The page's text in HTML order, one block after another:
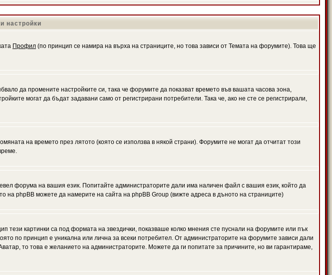
настройки
Профил (по принцип се намира на върха на страниците, но това зависи от Темата на форумите). Това ще
да промените настройките си, така че форумите да показват времето във вашата часова зона,
могат да бъдат задавани само от регистрирани потребители. Така че, ако не сте се регистрирали,
на времето през лятото (която се използва в някой страни). Форумите не могат да отчитат този
форума на вашия език. Попитайте администраторите дали има наличен файл с вашия език, който да
phpBB можете да намерите на сайта на phpBB Group (вижте адреса в дъното на страниците)
тези картинки са под формата на звездички, показваше колко мнения сте пуснали на форумите или пък
по принцип е уникална или лична за всеки потребител. От администраторите на форумите зависи дали
то това е желанието на администраторите. Можете да ги попитате за причините, но ви гарантираме,